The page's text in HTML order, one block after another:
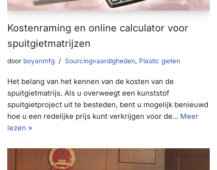
Kostenraming en online calculator voor
spuitgietmatrijzen
door boyanmfg Sourcingvaardigheden, Plastic gieten
Het belang van het kennen van de kosten van de
spuitgietmatrijs. Als u overweegt een kunststof
spuitgietproject uit te besteden, bent u mogelijk benieuwd
hoe u een redelijke prijs kunt verkrijgen voor de... Meer
lezen »